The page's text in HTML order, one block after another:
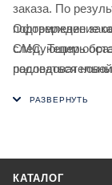
заказа. По
подтверждение
СМС. Теперь
радоваться
Оформление
следующим
КАТАЛОГ